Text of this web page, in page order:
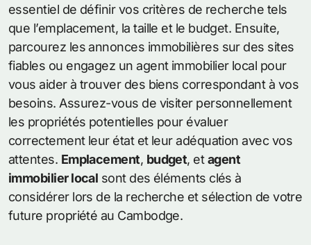
essentiel de définir vos critères de recherche tels
que l’emplacement, la taille et le budget. Ensuite,
parcourez les annonces immobilières sur des sites
fiables ou engagez un agent immobilier local pour
vous aider à trouver des biens correspondant à vos
besoins. Assurez-vous de visiter personnellement
les propriétés potentielles pour évaluer
correctement leur état et leur adéquation avec vos
attentes. Emplacement, budget, etagent
immobilier local sont des éléments clés à
considérer lors de la recherche et sélection de votre
future propriété au Cambodge.